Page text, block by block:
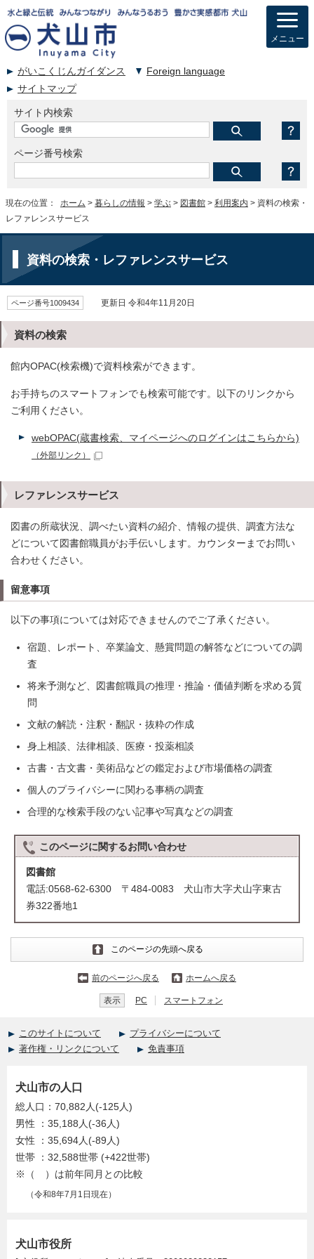
がいこくじんガイダンス
Foreign language
サイトマップ
サイト内検索
ページ番号検索
メニュー
現在の位置： ホーム > 暮らしの情報 > 学ぶ > 図書館 > 利用案内 > 資料の検索・
レファレンスサービス
資料の検索・レファレンスサービス
ページ番号1009434 更新日 令和4年11月20日
資料の検索
館内OPAC(検索機)で資料検索ができます。
お手持ちのスマートフォンでも検索可能です。以下のリンクから
ご利用ください。
webOPAC(蔵書検索、マイページへのログインはこちらから)
（外部リンク）
レファレンスサービス
図書の所蔵状況、調べたい資料の紹介、情報の提供、調査方法な
どについて図書館職員がお手伝いします。カウンターまでお問い
合わせください。
留意事項
以下の事項については対応できませんのでご了承ください。
宿題、レポート、卒業論文、懸賞問題の解答などについての調
査
将来予測など、図書館職員の推理・推論・価値判断を求める質
問
文献の解読・注釈・翻訳・抜粋の作成
身上相談、法律相談、医療・投薬相談
古書・古文書・美術品などの鑑定および市場価格の調査
個人のプライバシーに関わる事柄の調査
合理的な検索手段のない記事や写真などの調査
このページに関するお問い合わせ
図書館
電話:0568-62-6300 〒484-0083 犬山市大字犬山字東古
券322番地1
このページの先頭へ戻る
前のページへ戻る ホームへ戻る
表示 PC スマートフォン
このサイトについて
プライバシーについて
著作権・リンクについて
免責事項
犬山市役所
犬山市の人口
総人口：70,882人(-125人)
男性 ：35,188人(-36人)
女性 ：35,694人(-89人)
世帯 ：32,588世帯 (+422世帯)
※（ ）は前年同月との比較
（令和8年7月1日現在）